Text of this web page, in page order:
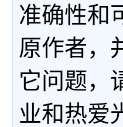
准确性和
原作者，
它问题，
业和热爱